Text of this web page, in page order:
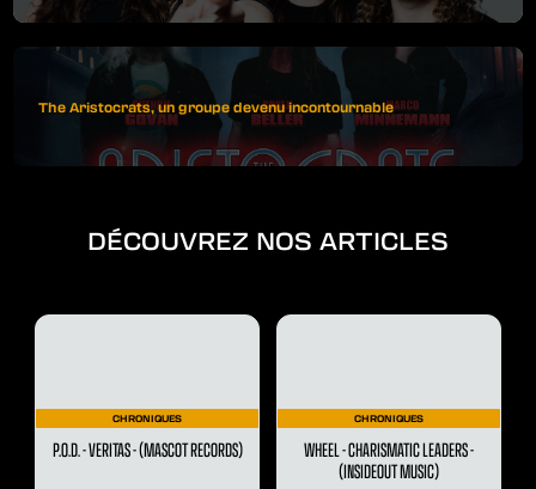
The Aristocrats, un groupe devenu incontournable
DÉCOUVREZ NOS ARTICLES
CHRONIQUES
P.O.D. - VERITAS - (MASCOT RECORDS)
CHRONIQUES
WHEEL - CHARISMATIC LEADERS -
(INSIDEOUT MUSIC)